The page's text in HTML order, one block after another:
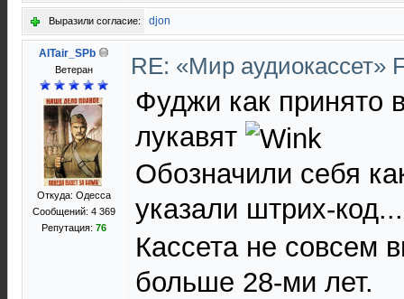
Выразили согласие: djon
AlTair_SPb
Ветеран
Откуда: Одесса
Сообщений: 4 369
Репутация: 76
RE: «Мир аудиокассет»
Фуджи как принято
лукавят
Обозначили себя
указали штрих-
Кассета не совсем
больше 28-ми лет.